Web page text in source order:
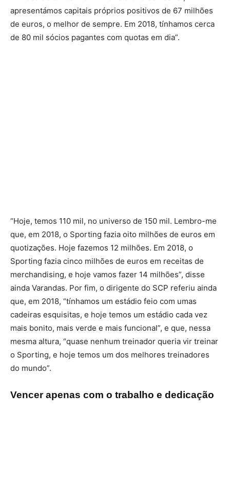
apresentámos capitais próprios positivos de 67 milhões
de euros, o melhor de sempre. Em 2018, tínhamos cerca
de 80 mil sócios pagantes com quotas em dia”.
“Hoje, temos 110 mil, no universo de 150 mil. Lembro-me
que, em 2018, o Sporting fazia oito milhões de euros em
quotizações. Hoje fazemos 12 milhões. Em 2018, o
Sporting fazia cinco milhões de euros em receitas de
merchandising, e hoje vamos fazer 14 milhões”, disse
ainda Varandas. Por fim, o dirigente do SCP referiu ainda
que, em 2018, “tínhamos um estádio feio com umas
cadeiras esquisitas, e hoje temos um estádio cada vez
mais bonito, mais verde e mais funcional”, e que, nessa
mesma altura, “quase nenhum treinador queria vir treinar
o Sporting, e hoje temos um dos melhores treinadores
do mundo”.
Vencer apenas com o trabalho e dedicação